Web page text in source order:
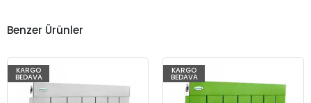
Benzer Ürünler
KARGO
BEDAVA
KARGO
BEDAVA